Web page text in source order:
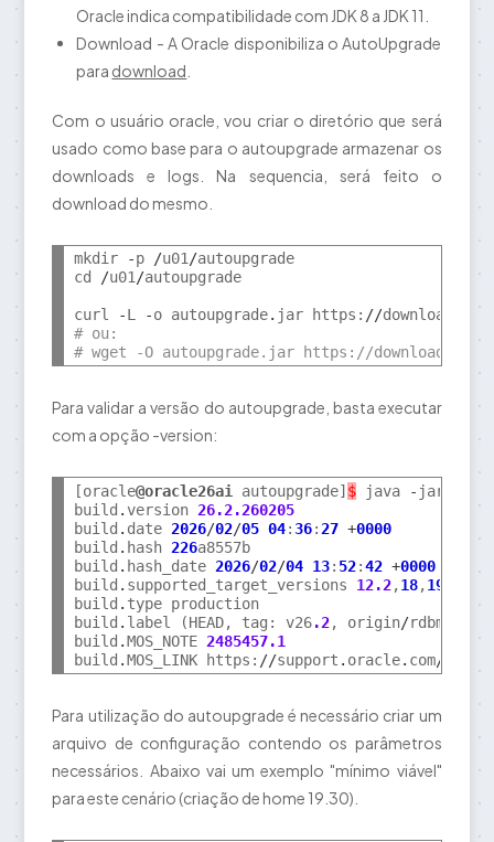
Oracle indica compatibilidade com JDK 8 a JDK 11.
Download - A Oracle disponibiliza o AutoUpgrade
para download
Com o usuário oracle, vou criar o diretório que será
usado como base para o autoupgrade armazenar os
downloads e logs. Na sequencia, será feito o
download do mesmo.
mkdir -p /u01 /autoupgrade
cd
/u01 /autoupgrade
curl -L -o autoupgrade. jar https: //download
# ou:
# wget -O autoupgrade.jar https://
Para validar a versão do autoupgrade, basta executar
com a opção -version:
[oracle@oracle26ai autoupgrade]$ java - jar
build . version 26.2.260205
build . date 2026/02/05 04:36: 27 +0000
build . hash 226a8557b
build . hash_date 2026/02/04 13: 52:42 +0000
build . supported_target_versions 12.2,18,19
build . type production
build . label (HEAD, tag: v26.2, origin/rdbms_19
build .MOS_NOTE 2485457.1
build .MOS_LINK https: //support . oracle. com/
Para utilização do autoupgrade é necessário criar um
arquivo de configuração contendo os parâmetros
necessários. Abaixo vai um exemplo "mínimo viável"
para este cenário (criação de home 19.30).